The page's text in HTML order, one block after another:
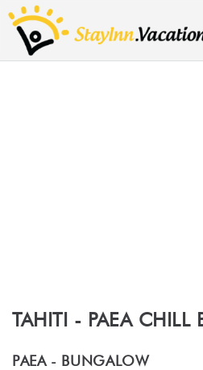
TAHITI - PAEA
PAEA - BUNGALOW